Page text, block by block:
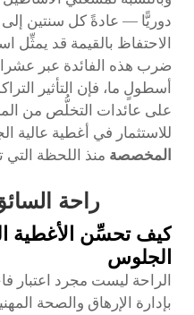
دوريًّا — عادةً كل سنتين
الاحتفاظ بالقيمة قد يمثِّل
ضرب هذه الفائدة عبر
أسطولٍ ما، فإن التأثير
على عائدات التخلُّص من
للاستثمار في أغطية عالية
المخصصة منذ اللحظة التي
راحة
كيف تحسِّن الأغطية
الجلوس
الراحة ليست مجرد اعتبار
بإدارة الإرهاق والصحة